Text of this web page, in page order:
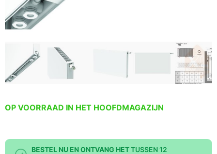
OP VOORRAAD IN HET HOOFDMAGAZIJN
BESTEL NU EN ONTVANG HETTUSSEN 12